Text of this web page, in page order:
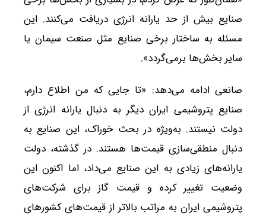
صنایع بیش از حد یارانه انرژی دریافت می‌کنند. این
مسئله به ساختار برخی صنایع مثل صنعت سیمان یا
سایر بخش‌ها برمی‌گردد».
صانعی ادامه می‌دهد: «تا جایی که من اطلاع دارم،
صنایع پتروشیمی ایران دیگر به دنبال یارانه انرژی از
دولت نیستند. به‌ویژه در بحث خوراک، این صنایع به
دنبال منطقی‌سازی قیمت‌ها هستند. در گذشته، دولت
یارانه‌های زیادی به این صنایع می‌داد، اما اکنون این
وضعیت تغییر کرده و قیمت گاز برای شرکت‌های
پتروشیمی ایران به مراتب بالاتر از قیمت‌های کشورهای